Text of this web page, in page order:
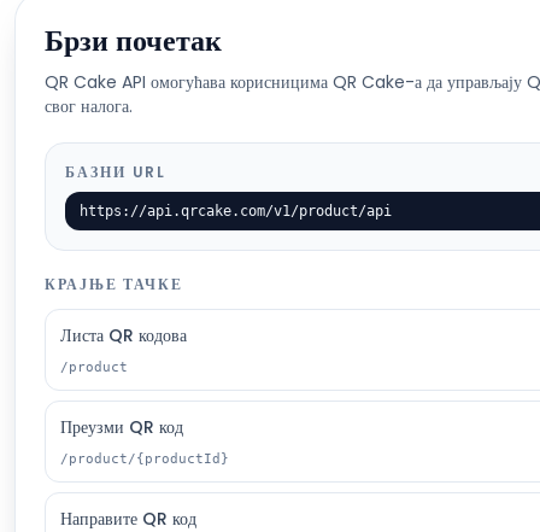
Брзи почетак
QR Cake API омогућава корисницима QR Cake-а да управљају
свог налога.
БАЗНИ URL
https://api.qrcake.com/v1/product/api
КРАЈЊЕ ТАЧКЕ
Листа QR кодова
/product
Преузми QR код
/product/{productId}
Направите QR код